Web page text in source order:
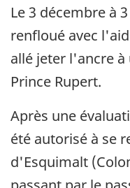
Le 3 décembre à
renfloué avec
allé jeter l'ancre
Prince Rupert.
Après une
été autorisé à se
d'Esquimalt